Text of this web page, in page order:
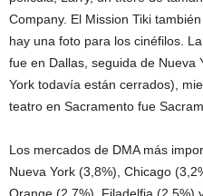
Company. El Mission Tiki
hay una foto para los cinéfilos.
fue en Dallas, seguida de Nueva
York todavía están cerrados),
teatro en Sacramento fue
Los mercados de DMA más
Nueva York (3,8%), Chicago